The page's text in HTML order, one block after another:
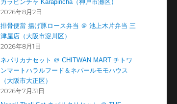
カラピンチャ Karapincha（神戸市灘区）
2026年8月2日
排骨便當 揚げ豚ロース弁当 ＠ 池上木片弁当 三
津屋店（大阪市淀川区）
2026年8月1日
ネパリカナセット ＠ CHITWAN MART チトワ
ンマートハラルフード＆ネパールモモハウス
（大阪市大正区）
2026年7月31日